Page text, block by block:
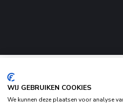
WIJ GEBRUIKEN COOKIES
We kunnen deze plaatsen voor analyse